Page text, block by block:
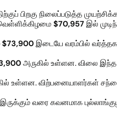
பிறகு நிலைப்படுத்த
$70,957 இல்
$73,900இடையே வரம்பில்
அருகில் உள்ளன. விலை
உள்ளன. விற்பனையாளர்கள்
இருக்கும் வரை கவனமாக